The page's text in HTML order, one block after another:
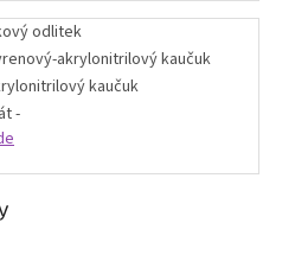
odlitek
akrylonitrilový kaučuk
kaučuk
-